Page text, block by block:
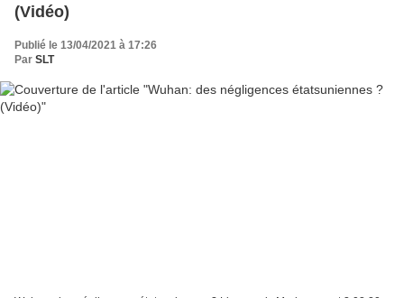
(Vidéo)
Publié le 13/04/2021 à 17:26
Par SLT